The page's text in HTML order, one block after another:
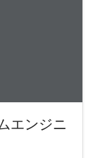
エンジニ